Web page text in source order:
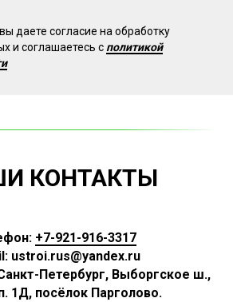
даете согласие на обработку
и соглашаетесь c политикой
КОНТАКТЫ
+7-921-916-3317
ustroi.rus@yandex.ru
Петербург, Выборгское ш.,
1Д, посёлок Парголово.